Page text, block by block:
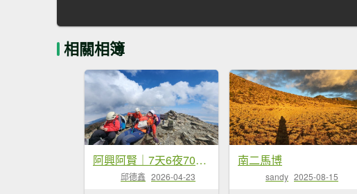
相關相簿
阿興阿賢｜7天6夜70K龍貓公車+駒盆西稜接馬博
邱德鑫 2026-04-23
南二馬博
sandy 2025-08-15